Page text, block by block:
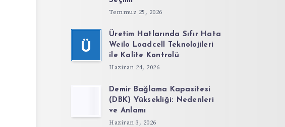
Temmuz 25, 2026
Ü
Üretim Hatlarında Sıfır Hata
Weilo Loadcell Teknolojileri
ile Kalite Kontrolü
Haziran 24, 2026
Demir Bağlama Kapasitesi
(DBK) Yüksekliği: Nedenleri
ve Anlamı
Haziran 3, 2026